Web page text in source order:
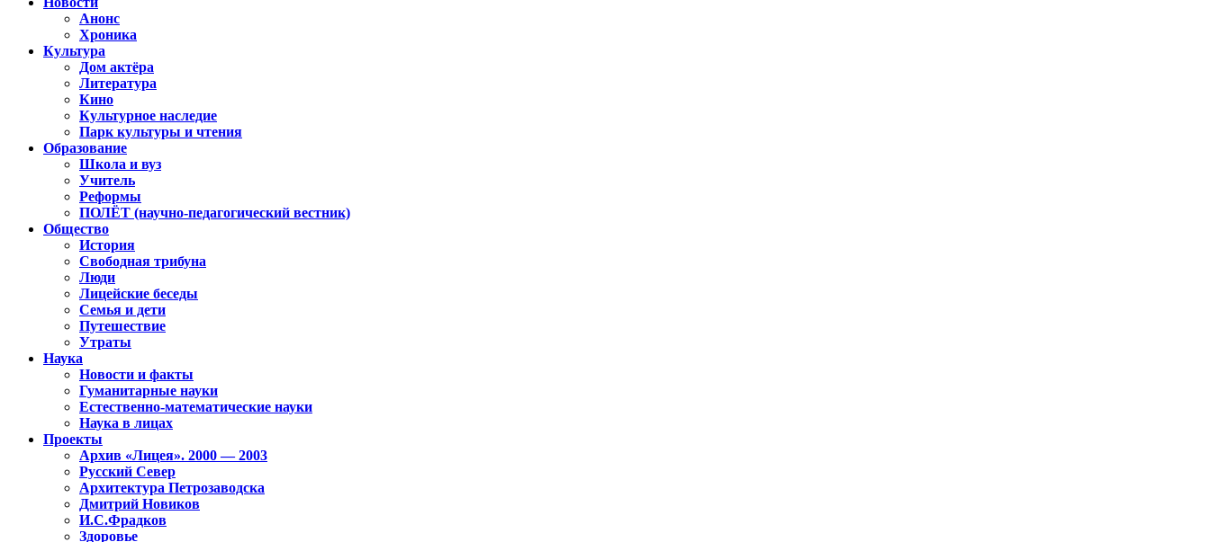
Анонс
Хроника
Культура
Дом актёра
Литература
Кино
Культурное наследие
Парк культуры и чтения
Образование
Школа и вуз
Учитель
Реформы
ПОЛЁТ (научно-педагогический вестник)
Общество
История
Свободная трибуна
Люди
Лицейские беседы
Семья и дети
Путешествие
Утраты
Наука
Новости и факты
Гуманитарные науки
Естественно-математические науки
Наука в лицах
Проекты
Архив «Лицея». 2000 — 2003
Русский Север
Архитектура Петрозаводска
Дмитрий Новиков
И.С.Фрадков
Здоровье